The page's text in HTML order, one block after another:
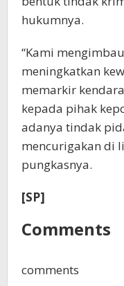
hukumnya.
“Kami
meningkatkan
memarkir
kepada pihak
adanya tindak
mencurigakan di
pungkasnya.
[SP]
Comments
comments